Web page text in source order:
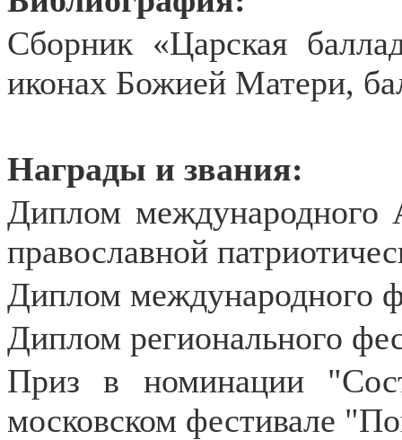
Сборник «Царская
иконах Божией Матери,
Награды и звания:
Диплом международного
православной
Диплом международного
Диплом регионального
Приз в номинации
московском фестивале